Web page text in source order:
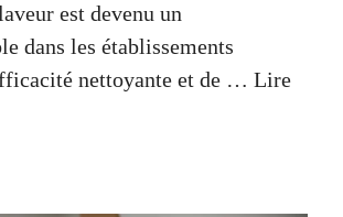
est devenu un
dans les établissements
nettoyante et de … Lire